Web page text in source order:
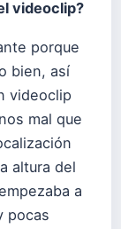
videoclip?
porque
bien, así
videoclip
mal que
altura del
a
pocas